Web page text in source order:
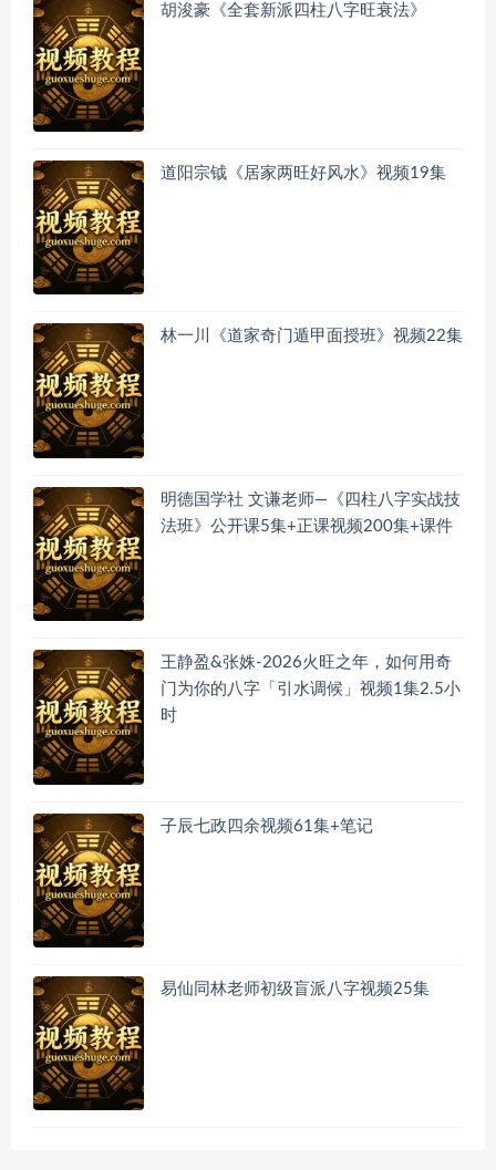
胡浚豪《全套新派四柱八字旺衰法》
道阳宗钺《居家两旺好风水》视频19集
林一川《道家奇门遁甲面授班》视频22集
明德国学社 文谦老师—《四柱八字实战技
法班》公开课5集+正课视频200集+课件
王静盈&张姝-2026火旺之年，如何用奇
门为你的八字「引水调候」视频1集2.5小
时
子辰七政四余视频61集+笔记
易仙同林老师初级盲派八字视频25集